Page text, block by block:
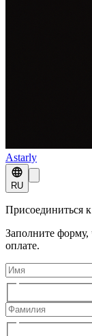
Astarly
RU
Присоединиться
Заполните форму,
оплате.